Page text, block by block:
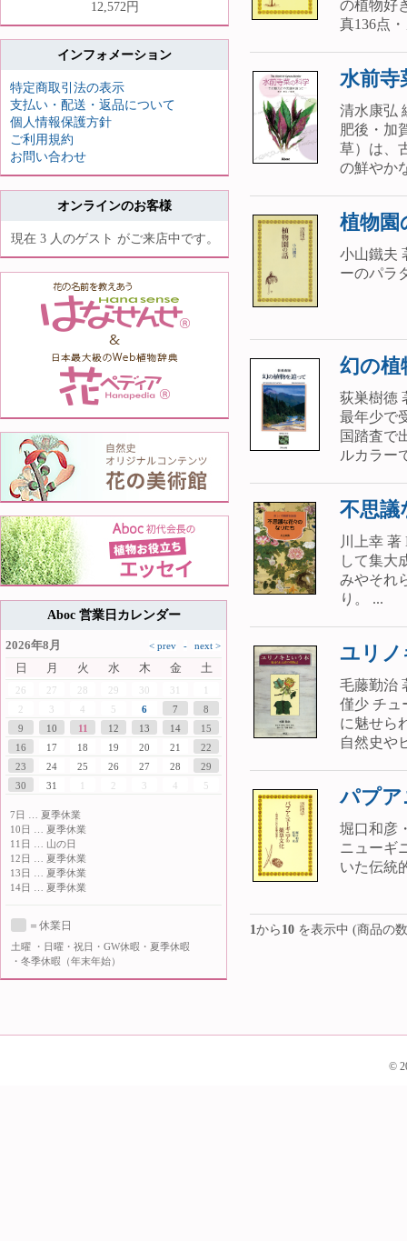
12,572円
インフォメーション
特定商取引法の表示
支払い・配送・返品について
個人情報保護方針
ご利用規約
お問い合わせ
オンラインのお客様
現在 3 人のゲスト がご来店中です。
Aboc 営業日カレンダー
2026年8月
日
月 火 水 木 金 土
26 27 28 29 30 31
1
3 4 5 6 7
8
9
10 11 12 13 14
15
16
17 18 19 20 21
22
23
24 25 26 27 28
29
30
31 1 3 4 5
7日 … 夏季休業
10日 … 夏季休業
11日 … 山の日
12日 … 夏季休業
13日 … 夏季休業
14日 … 夏季休業
＝休業日
土曜
・日曜・祝日・GW休暇・夏季休暇
・冬季休暇（年末年始）
の植物好
真136点
水前
清水康弘
肥後・加
草）は、
の鮮やか
植物園
小山鐵夫
ーのパラ
幻の植
荻巣樹徳
最年少で
国踏査で
ルカラー
不思議
川上幸
して集大
みやそれ
り。 ...
ユリ
毛藤勤治
僅少 チュ
に魅せら
自然史や
パプア
堀口和彦
ニューギ
いた伝統
1から10 を表示中 (商品の
©